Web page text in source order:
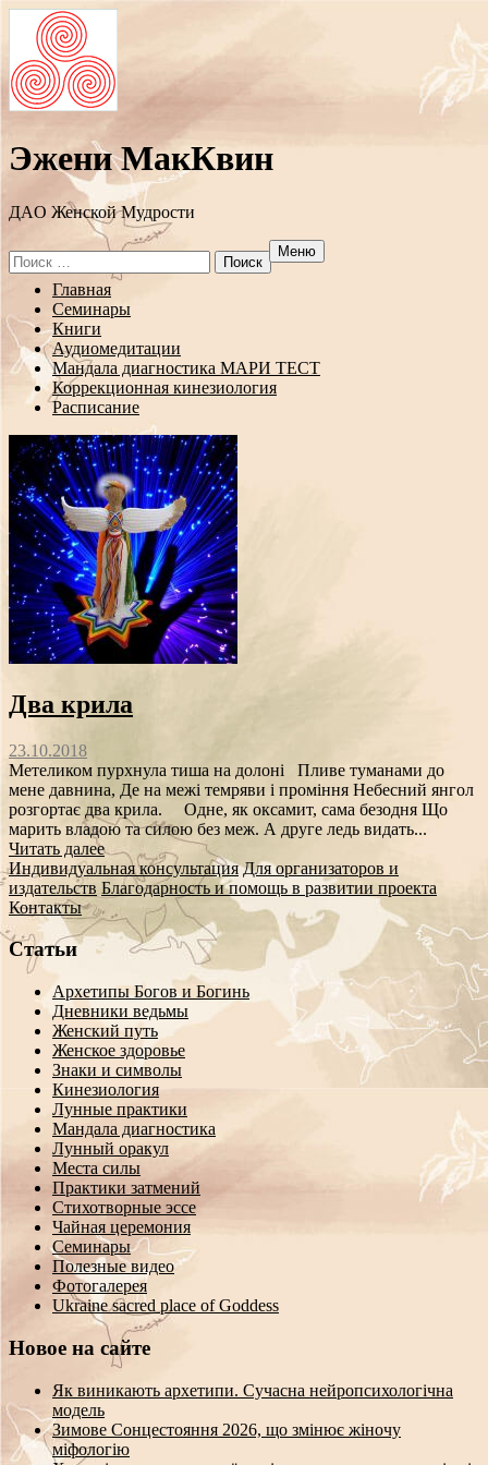
Эжени МакКвин
ДAO Женской Мудрости
Search
for:
Меню
Перейти
содержанию
Главная
Семинары
Книги
Аудиомедитации
Мандала диагностика МАРИ ТЕСТ
Коррекционная кинезиология
Расписание
Два крила
23.10.2018
Метеликом пурхнула тиша на долоні Пливе туманами до
мене давнина, Де на межі темряви і проміння Небесний янгол
розгортає два крила. Одне, як оксамит, сама безодня Що
марить владою та силою без меж. А друге ледь видать...
Читать далее
Индивидуальная консультация Для организаторов и
издательств Благодарность и помощь в развитии проекта
Контакты
Статьи
Архетипы Богов и Богинь
Дневники ведьмы
Женский путь
Женское здоровье
Знаки и символы
Кинезиология
Лунные практики
Мандала диагностика
Лунный оракул
Места силы
Практики затмений
Стихотворные эссе
Чайная церемония
Семинары
Полезные видео
Фотогалерея
Ukraine sacred place of Goddess
Новое на сайте
Як виникають архетипи. Сучасна нейропсихологічна
модель
Зимове Сонцестояння 2026, що змінює жіночу
міфологію